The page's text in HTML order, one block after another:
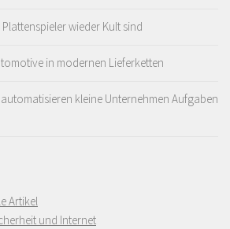
wieder Kult sind
in modernen Lieferketten
kleine Unternehmen Aufgaben
Artikel
und Internet